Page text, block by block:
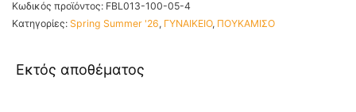
Κωδικός προϊόντος: FBL013-100-05-4
Κατηγορίες: Spring Summer '26, ΓΥΝΑΙΚΕΙΟ, ΠΟΥΚΑΜΙΣΟ
Εκτός αποθέματος